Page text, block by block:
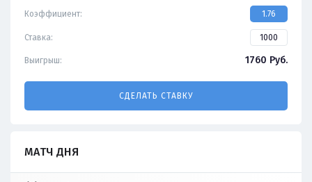
Коэффициент: 1.76
Ставка:
Выигрыш: 1760 Руб.
СДЕЛАТЬ СТАВКУ
МАТЧ ДНЯ